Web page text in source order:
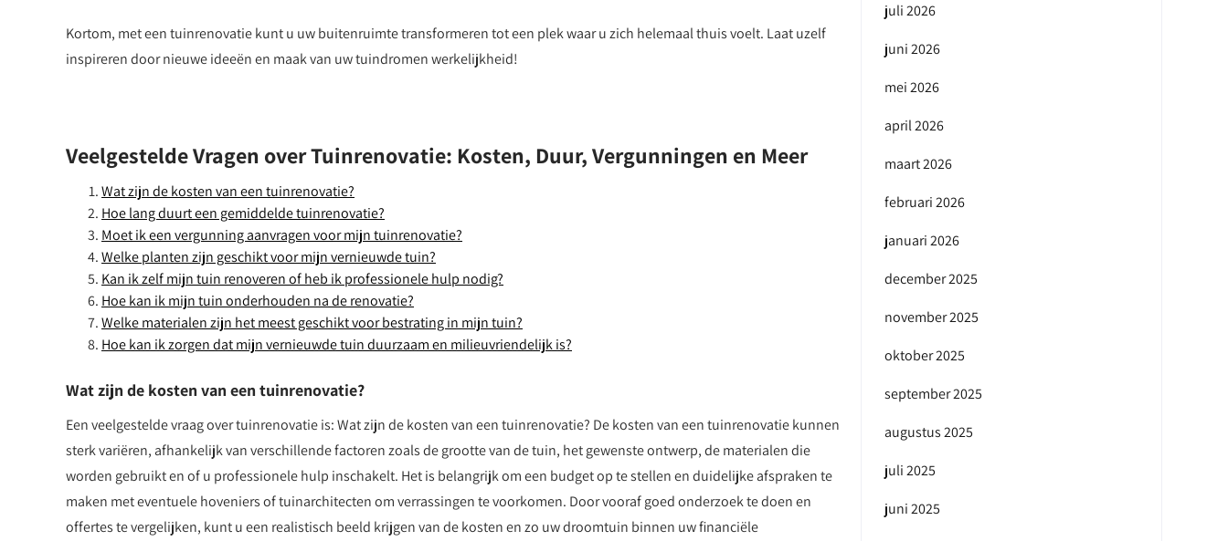
Kortom, met een tuinrenovatie kunt u uw buitenruimte transformeren tot een plek waar u zich helemaal thuis voelt. Laat uzelf
inspireren door nieuwe ideeën en maak van uw tuindromen werkelijkheid!
Veelgestelde Vragen over Tuinrenovatie: Kosten, Duur, Vergunningen en Meer
Wat zijn de kosten van een tuinrenovatie?
Hoe lang duurt een gemiddelde tuinrenovatie?
Moet ik een vergunning aanvragen voor mijn tuinrenovatie?
Welke planten zijn geschikt voor mijn vernieuwde tuin?
Kan ik zelf mijn tuin renoveren of heb ik professionele hulp nodig?
Hoe kan ik mijn tuin onderhouden na de renovatie?
Welke materialen zijn het meest geschikt voor bestrating in mijn tuin?
Hoe kan ik zorgen dat mijn vernieuwde tuin duurzaam en milieuvriendelijk is?
Wat zijn de kosten van een tuinrenovatie?
Een veelgestelde vraag over tuinrenovatie is: Wat zijn de kosten van een tuinrenovatie? De kosten van een tuinrenovatie kunnen
sterk variëren, afhankelijk van verschillende factoren zoals de grootte van de tuin, het gewenste ontwerp, de materialen die
worden gebruikt en of u professionele hulp inschakelt. Het is belangrijk om een budget op te stellen en duidelijke afspraken te
maken met eventuele hoveniers of tuinarchitecten om verrassingen te voorkomen. Door vooraf goed onderzoek te doen en
offertes te vergelijken, kunt u een realistisch beeld krijgen van de kosten en zo uw droomtuin binnen uw financiële
juli 2026
juni 2026
mei 2026
april 2026
maart 2026
februari 2026
januari 2026
december 2025
november 2025
oktober 2025
september 2025
augustus 2025
juli 2025
juni 2025